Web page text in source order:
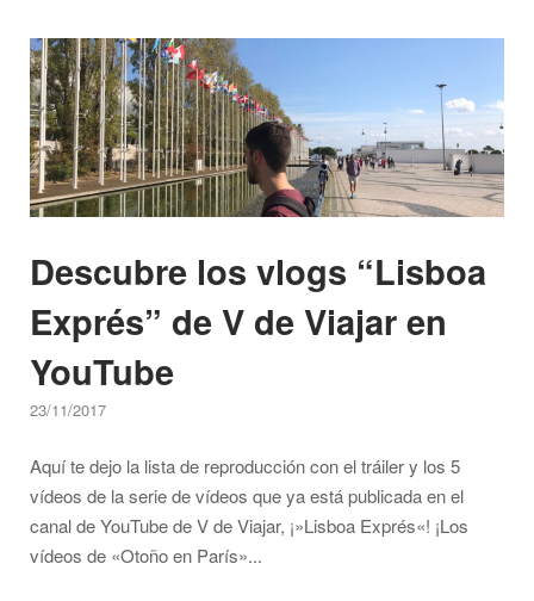
2018!
All
aboard!"
Open post
Descubre los vlogs “Lisboa
Exprés” de V de Viajar en
YouTube
23/11/2017
Aquí te dejo la lista de reproducción con el tráiler y los 5
vídeos de la serie de vídeos que ya está publicada en el
canal de YouTube de V de Viajar, ¡»Lisboa Exprés«! ¡Los
vídeos de «Otoño en París»...